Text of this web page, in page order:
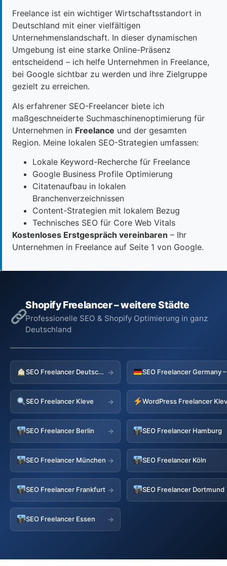
Freelance ist ein wichtiger Wirtschaftsstandort in
Deutschland mit einer vielfältigen
Unternehmenslandschaft. In dieser dynamischen
Umgebung ist eine starke Online-Präsenz
entscheidend – ich helfe Unternehmen in Freelance,
bei Google sichtbar zu werden und ihre Zielgruppe
gezielt zu erreichen.
Als erfahrener SEO-Freelancer biete ich
maßgeschneiderte Suchmaschinenoptimierung für
Unternehmen in Freelance und der gesamten
Region. Meine lokalen SEO-Strategien umfassen:
Lokale Keyword-Recherche für Freelance
Google Business Profile Optimierung
Citatenaufbau in lokalen
Branchenverzeichnissen
Content-Strategien mit lokalem Bezug
Technisches SEO für Core Web Vitals
Kostenloses Erstgespräch vereinbaren – Ihr
Unternehmen in Freelance auf Seite 1 von Google.
Shopify Freelancer – weitere Städte
Professionelle SEO & Shopify Optimierung in ganz
Deutschland
SEO Freelancer Deutschland →
SEO Freelancer Kleve → WordPress Freelancer
SEO Freelancer Berlin → SEO Freelancer Hamburg
SEO Freelancer München → SEO Freelancer Köln
SEO Freelancer Frankfurt → SEO Freelancer Dortmund
SEO Freelancer Essen →